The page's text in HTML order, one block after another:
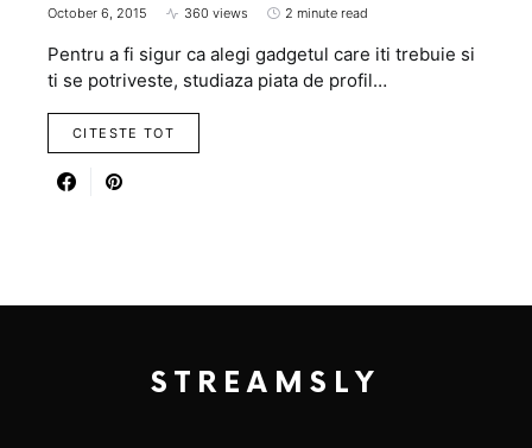
October 6, 2015 360 views 2 minute read
Pentru a fi sigur ca alegi gadgetul care iti trebuie si
ti se potriveste, studiaza piata de profil…
CITESTE TOT
STREAMSLY